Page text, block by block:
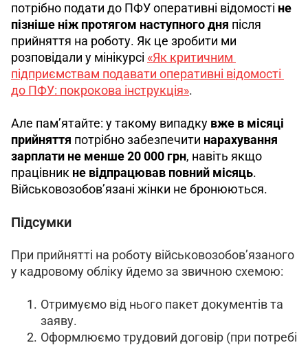
потрібно подати до ПФУ оперативні відомості не
пізніше ніж протягом наступного дня після
прийняття на роботу. Як це зробити ми
розповідали у мінікурсі «Як критичним
підприємствам подавати оперативні відомості
до ПФУ: покрокова інструкція».
Але пам’ятайте: у такому випадку вже в місяці
прийняття потрібно забезпечити нарахування
зарплати не менше 20 000 грн, навіть якщо
працівник не відпрацював повний місяць.
Військовозобов’язані жінки не бронюються.
Підсумки
При прийнятті на роботу військовозобов’язаного
у кадровому обліку йдемо за звичною схемою:
Отримуємо від нього пакет документів та
заяву.
Оформлюємо трудовий договір (при потребі